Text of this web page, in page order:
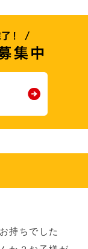
持ちでした